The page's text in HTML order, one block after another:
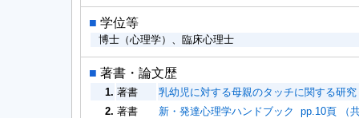
■ 学位等
博士（心理学）、臨床心理士
■ 著書・論文歴
1. 著書
乳幼児に対する母親のタッチに関する研
2. 著書
新・発達心理学ハンドブック pp.10頁 （